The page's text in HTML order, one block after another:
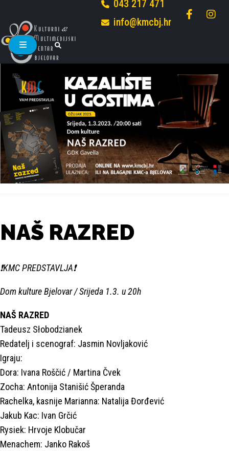
043 217 471
info@kmcbj.hr
NAŠ RAZRED
❗KMC PREDSTAVLJA❗
Dom kulture Bjelovar / Srijeda 1.3. u 20h
NAŠ RAZRED
Tadeusz Słobodzianek
Redatelj i scenograf: Jasmin Novljaković
Igraju:
Dora: Ivana Roščić / Martina Čvek
Zocha: Antonija Stanišić Šperanda
Rachelka, kasnije Marianna: Natalija Đorđević
Jakub Kac: Ivan Grčić
Rysiek: Hrvoje Klobučar
Menachem: Janko Rakoš